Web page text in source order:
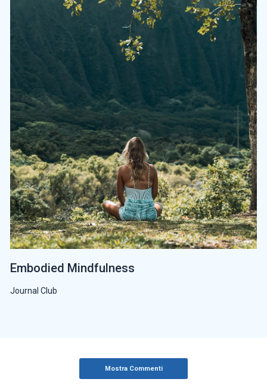
Embodied Mindfulness
Journal Club
Mostra Commenti